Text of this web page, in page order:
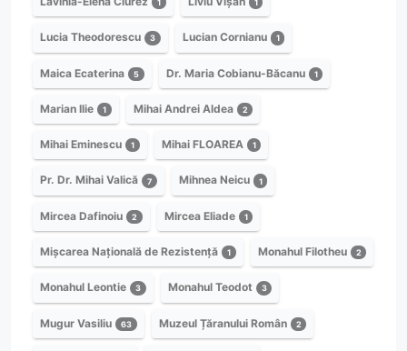
1 1
Lucia Theodorescu 3 Lucian Cornianu 1
Maica Ecaterina 5 Dr. Maria Cobianu-Băcanu 1
Marian Ilie 1 Mihai Andrei Aldea 2
Mihai Eminescu 1 Mihai FLOAREA 1
Pr. Dr. Mihai Valică 7 Mihnea Neicu 1
Mircea Dafinoiu 2 Mircea Eliade 1
Mișcarea Națională de Rezistență 1 Monahul Filotheu 2
Monahul Leontie 3 Monahul Teodot 3
Mugur Vasiliu 63 Muzeul Țăranului Român 2